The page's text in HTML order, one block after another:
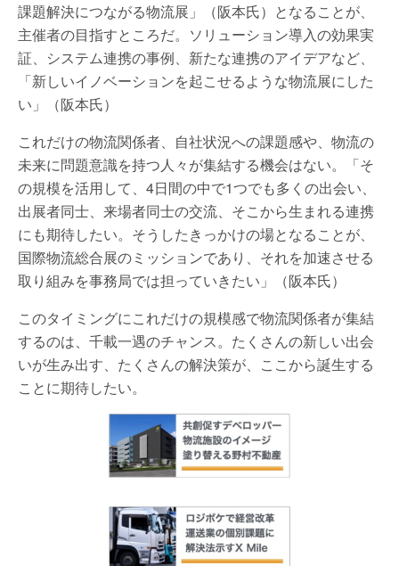
課題解決につながる物流展」（阪本氏）となることが、
主催者の目指すところだ。ソリューション導入の効果実
証、システム連携の事例、新たな連携のアイデアなど、
「新しいイノベーションを起こせるような物流展にした
い」（阪本氏）
これだけの物流関係者、自社状況への課題感や、物流の
未来に問題意識を持つ人々が集結する機会はない。「そ
の規模を活用して、4日間の中で1つでも多くの出会い、
出展者同士、来場者同士の交流、そこから生まれる連携
にも期待したい。そうしたきっかけの場となることが、
国際物流総合展のミッションであり、それを加速させる
取り組みを事務局では担っていきたい」（阪本氏）
このタイミングにこれだけの規模感で物流関係者が集結
するのは、千載一遇のチャンス。たくさんの新しい出会
いが生み出す、たくさんの解決策が、ここから誕生する
ことに期待したい。